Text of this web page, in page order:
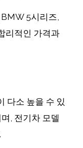
5시리즈,
리적인 가격과
다소 높을 수 있
, 전기차 모델